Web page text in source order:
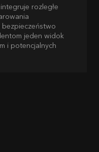
rozległe
jeden widok
i potencjalnych